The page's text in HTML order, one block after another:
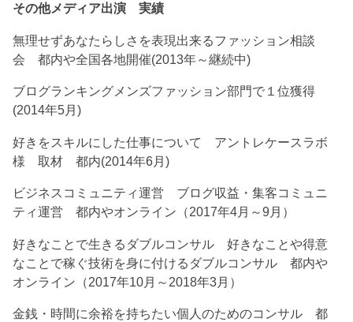
その他メディア出演 実績
無理せずあなたらしさを表現出来るファッション相談
会 都内や全国各地開催(2013年～継続中)
ブログランキングメンズファッション部門で１位獲得
(2014年5月)
好きをスキルにした仕事について アントレケースラボ
様 取材 都内(2014年6月)
ビジネスコミュニティ運営 ブログ収益・集客コミュニ
ティ運営 都内やオンライン（2017年4月～9月）
好きなことで生きるダブルコンサル 好きなことや得意
なことで稼ぐ技術を身に付けるダブルコンサル 都内や
オンライン（2017年10月～2018年3月）
金銭・時間に余裕を持ちたい個人のためのコンサル 都